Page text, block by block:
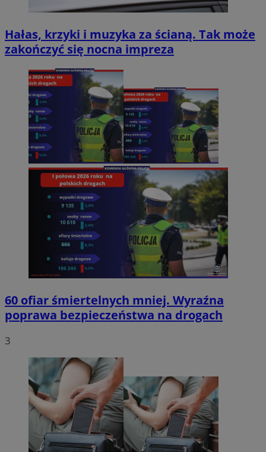
Hałas, krzyki i muzyka za ścianą. Tak może
zakończyć się nocna impreza
60 ofiar śmiertelnych mniej. Wyraźna
poprawa bezpieczeństwa na drogach
3